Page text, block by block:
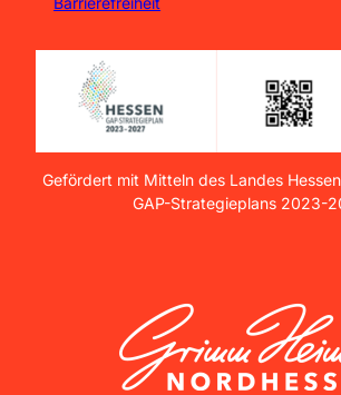
Gefördert mit Mitteln des Landes
GAP-Strategieplans 2023-
GrimmHeimat NordHessen